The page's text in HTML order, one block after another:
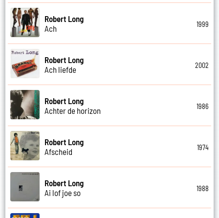
Robert Long
Ach
1999
Robert Long
Ach liefde
2002
Robert Long
Achter de horizon
1986
Robert Long
Afscheid
1974
Robert Long
Ai lof joe so
1988